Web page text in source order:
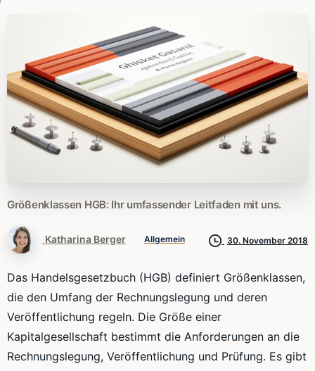
Größenklassen HGB: Ihr umfassender Leitfaden mit uns.
Katharina Berger Allgemein 30. November 2018
Das Handelsgesetzbuch (HGB) definiert Größenklassen,
die den Umfang der Rechnungslegung und deren
Veröffentlichung regeln. Die Größe einer
Kapitalgesellschaft bestimmt die Anforderungen an die
Rechnungslegung, Veröffentlichung und Prüfung. Es gibt